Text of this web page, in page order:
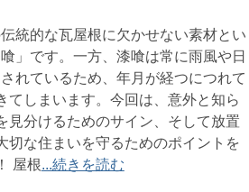
統的な瓦屋根に欠かせない素材とい
」です。一方、漆喰は常に雨風や日
れているため、年月が経つにつれて
てしまいます。今回は、意外と知ら
見分けるためのサイン、そして放置
切な住まいを守るためのポイントを
屋根...続きを読む